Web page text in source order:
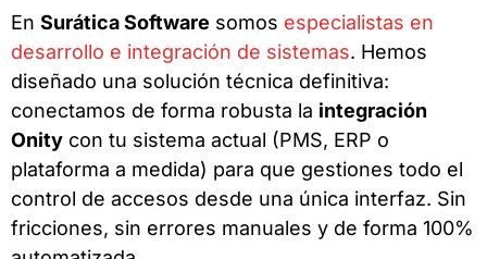
En Surática Software somos especialistas en
desarrollo e integración de sistemas. Hemos
diseñado una solución técnica definitiva:
conectamos de forma robusta la integración
Onity con tu sistema actual (PMS, ERP o
plataforma a medida) para que gestiones todo el
control de accesos desde una única interfaz. Sin
fricciones, sin errores manuales y de forma 100%